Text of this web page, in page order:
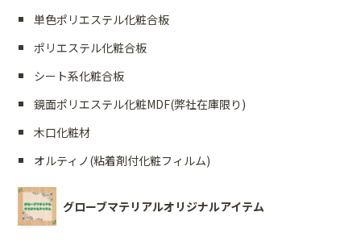
単色ポリエステル化粧合板
ポリエステル化粧合板
シート系化粧合板
鏡面ポリエステル化粧MDF(弊社在庫限り)
木口化粧材
オルティノ(粘着剤付化粧フィルム)
グローブマテリアルオリジナルアイテム